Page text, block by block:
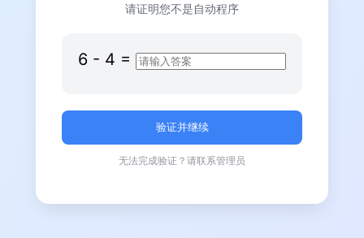
请证明您不是自动程序
6 - 4 =
无法完成验证？请联系管理员